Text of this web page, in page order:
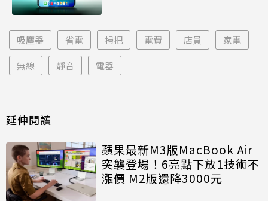
吸塵器 省電 掃把 電費 店員 家電
無線 靜音 電器
延伸閱讀
蘋果最新M3版MacBook Air
突襲登場！6亮點下放1技術不
漲價 M2版還降3000元